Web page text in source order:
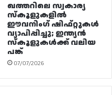
ഖത്തറിലെ സ്വകാര്യ
സ്കൂളുകളിൽ
ഈവനിംഗ് ഷിഫ്റ്റുകൾ
വ്യാപിപ്പിച്ചു; ഇന്ത്യൻ
സ്കൂളുകൾക്ക് വലിയ
പങ്ക്
07/07/2026